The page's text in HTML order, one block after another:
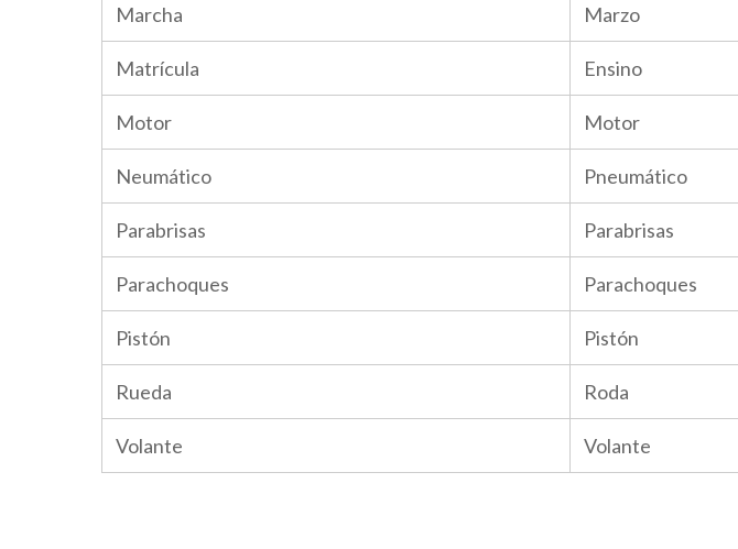
Marcha Marzo
Matrícula Ensino
Motor Motor
Neumático Pneumático
Parabrisas Parabrisas
Parachoques Parachoques
Pistón Pistón
Rueda Roda
Volante Volante